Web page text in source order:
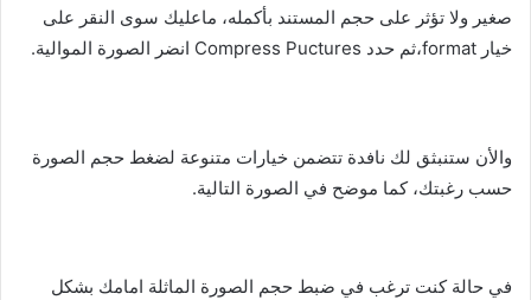
صغير ولا تؤثر على حجم المستند بأكمله، ماعليك سوى النقر على
خيار format،ثم حدد Compress Puctures انضر الصورة الموالية.
والأن ستنبثق لك نافدة تتضمن خيارات متنوعة لضغط حجم الصورة
حسب رغبتك، كما موضح في الصورة التالية.
في حالة كنت ترغب في ضبط حجم الصورة الماثلة امامك بشكل